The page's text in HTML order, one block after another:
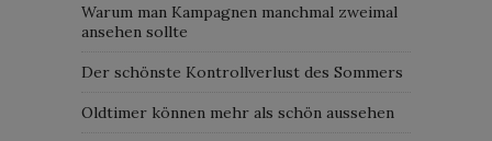
Warum man Kampagnen manchmal zweimal
ansehen sollte
Der schönste Kontrollverlust des Sommers
Oldtimer können mehr als schön aussehen